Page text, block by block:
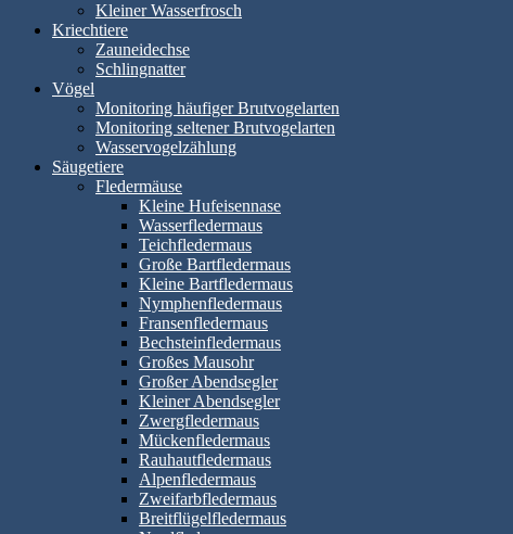
Kleiner Wasserfrosch
Kriechtiere
Zauneidechse
Schlingnatter
Vögel
Monitoring häufiger Brutvogelarten
Monitoring seltener Brutvogelarten
Wasservogelzählung
Säugetiere
Fledermäuse
Kleine Hufeisennase
Wasserfledermaus
Teichfledermaus
Große Bartfledermaus
Kleine Bartfledermaus
Nymphenfledermaus
Fransenfledermaus
Bechsteinfledermaus
Großes Mausohr
Großer Abendsegler
Kleiner Abendsegler
Zwergfledermaus
Mückenfledermaus
Rauhautfledermaus
Alpenfledermaus
Zweifarbfledermaus
Breitflügelfledermaus